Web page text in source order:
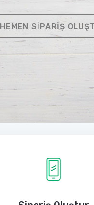
HEMEN SIPARIŞ